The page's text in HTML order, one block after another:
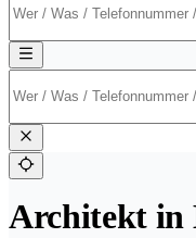
Architekt in